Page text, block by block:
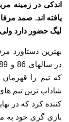
اندکی در زمینه
یافته اند. صمد
لیگ حضور دارد
بهترین دستاورد
که تیم را
شاداب ترین تیم
کننده کرد که در
بازی گری خود به